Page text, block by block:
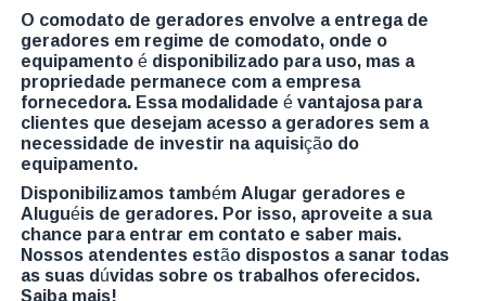
O comodato de geradores envolve a entrega de
geradores em regime de comodato, onde o
equipamento é disponibilizado para uso, mas a
propriedade permanece com a empresa
fornecedora. Essa modalidade é vantajosa para
clientes que desejam acesso a geradores sem a
necessidade de investir na aquisição do
equipamento.
Disponibilizamos também Alugar geradores e
Aluguéis de geradores. Por isso, aproveite a sua
chance para entrar em contato e saber mais.
Nossos atendentes estão dispostos a sanar todas
as suas dúvidas sobre os trabalhos oferecidos.